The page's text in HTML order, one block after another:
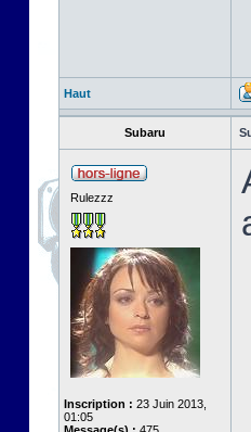
Haut
Subaru
Rulezzz
Inscription : 23 Juin 2013,
01:05